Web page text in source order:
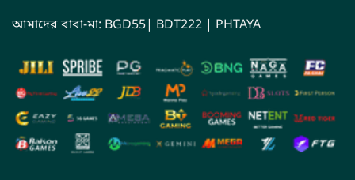
আমাদের বাবা-মা: BGD55 BDT222 PHTAYA